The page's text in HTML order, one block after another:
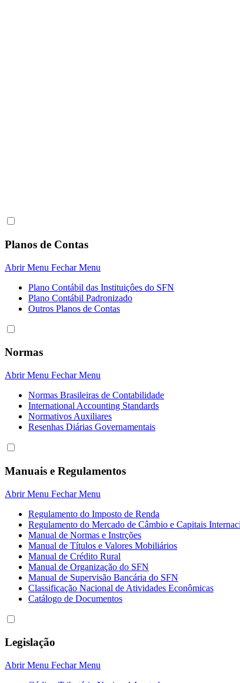
Planos de Contas
Abrir Menu Fechar Menu
Plano Contábil das Instituiçôes do SFN
Plano Contábil Padronizado
Outros Planos de Contas
Normas
Abrir Menu Fechar Menu
Normas Brasileiras de Contabilidade
International Accounting Standards
Normativos Auxiliares
Resenhas Diárias Governamentais
Manuais e Regulamentos
Abrir Menu Fechar Menu
Regulamento do Imposto de Renda
Regulamento do Mercado de Câmbio e Capitais
Manual de Normas e Instrções
Manual de Títulos e Valores Mobiliários
Manual de Crédito Rural
Manual de Organização do SFN
Manual de Supervisão Bancária do SFN
Classificação Nacional de Atividades Econômicas
Catálogo de Documentos
Legislação
Abrir Menu Fechar Menu